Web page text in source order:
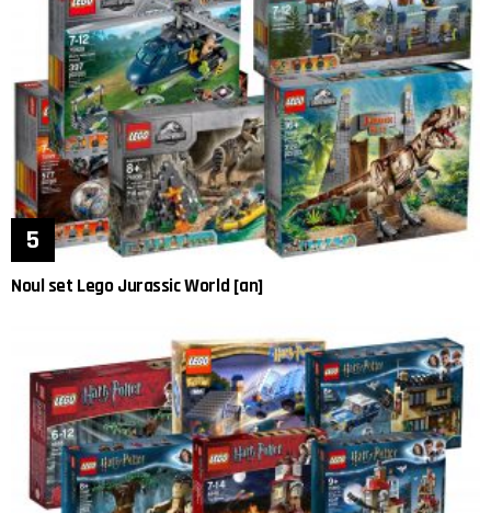
Noul set Lego Jurassic World [an]